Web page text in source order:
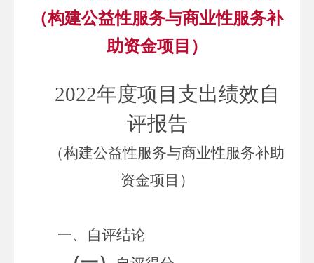
（构建公益性服务与商业性服务补
助资金项目）
2022年度项目支出绩效自
评报告
（构建公益性服务与商业性服务补助
资金项目 ）
一、自评结论